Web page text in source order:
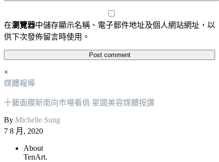
在瀏覽器中儲存顯示名稱、電子郵件地址及個人網站網址，以
供下次發佈留言時使用。
×
媒體報導
十藝面膜新南向巿場看俏 星國美容媒體按讚
By Michelle Sung
7 8 月, 2020
About
TenArt.